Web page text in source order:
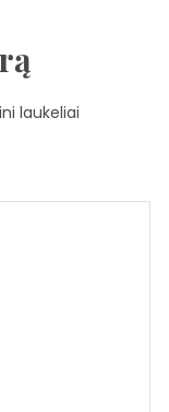
laukeliai